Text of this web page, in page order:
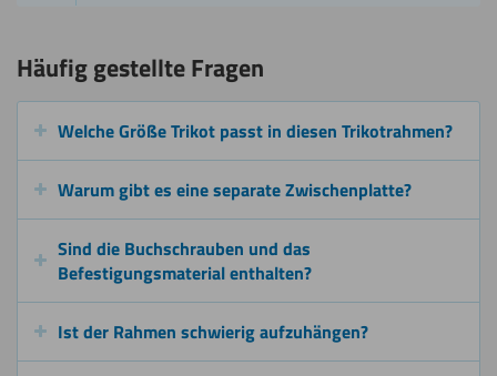
Häufig gestellte Fragen
Welche Größe Trikot passt in diesen Trikotrahmen?
Warum gibt es eine separate Zwischenplatte?
Sind die Buchschrauben und das
Befestigungsmaterial enthalten?
Ist der Rahmen schwierig aufzuhängen?